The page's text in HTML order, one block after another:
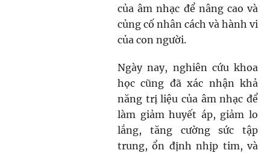
của âm nhạc để nâng cao và
củng cố nhân cách và hành vi
của con người.
Ngày nay, nghiên cứu khoa
học cũng đã xác nhận khả
năng trị liệu của âm nhạc để
làm giảm huyết áp, giảm lo
lắng, tăng cường sức tập
trung, ổn định nhịp tim, và